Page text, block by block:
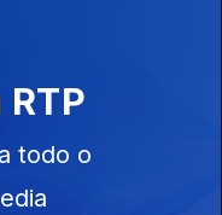
todo o